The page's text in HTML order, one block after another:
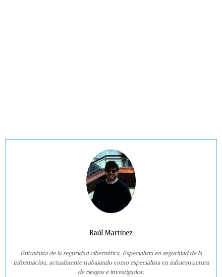
Raúl Martínez
Entusiasta de la seguridad cibernética. Especialista en seguridad de la
información, actualmente trabajando como especialista en infraestructura
de riesgos e investigador.